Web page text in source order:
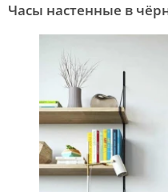
Часы настенные в